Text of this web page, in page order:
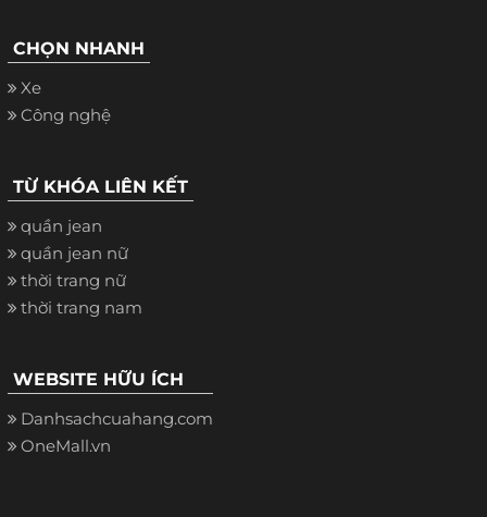
CHỌN NHANH
Xe
Công nghệ
TỪ KHÓA LIÊN KẾT
quần jean
quần jean nữ
thời trang nữ
thời trang nam
WEBSITE HỮU ÍCH
Danhsachcuahang.com
OneMall.vn